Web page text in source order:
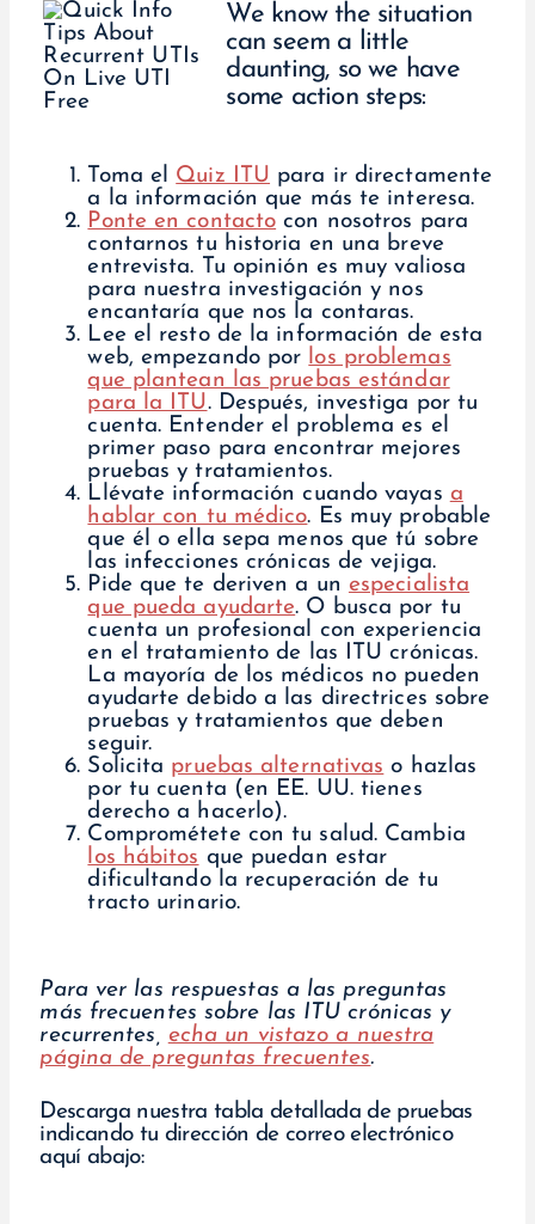
We know the situation
can seem a little
daunting, so we have
some action steps:
Toma el Quiz ITU para ir directamente
a la información que más te interesa.
Ponte en contacto con nosotros para
contarnos tu historia en una breve
entrevista. Tu opinión es muy valiosa
para nuestra investigación y nos
encantaría que nos la contaras.
Lee el resto de la información de esta
web, empezando por los problemas
que plantean las pruebas estándar
para la ITU. Después, investiga por tu
cuenta. Entender el problema es el
primer paso para encontrar mejores
pruebas y tratamientos.
Llévate información cuando vayas a
hablar con tu médico. Es muy probable
que él o ella sepa menos que tú sobre
las infecciones crónicas de vejiga.
Pide que te deriven a un especialista
que pueda ayudarte. O busca por tu
cuenta un profesional con experiencia
en el tratamiento de las ITU crónicas.
La mayoría de los médicos no pueden
ayudarte debido a las directrices sobre
pruebas y tratamientos que deben
seguir.
Solicita pruebas alternativas o hazlas
por tu cuenta (en EE. UU. tienes
derecho a hacerlo).
Comprométete con tu salud. Cambia
los hábitos que puedan estar
dificultando la recuperación de tu
tracto urinario.
Para ver las respuestas a las preguntas
más frecuentes sobre las ITU crónicas y
recurrentes, echa un vistazo a nuestra
página de preguntas frecuentes.
Descarga nuestra tabla detallada de pruebas
indicando tu dirección de correo electrónico
aquí abajo: